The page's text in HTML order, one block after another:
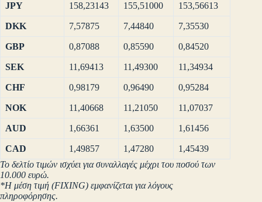
JPY 158,23143 155,51000 153,56613
DKK 7,57875 7,44840 7,35530
GBP 0,87088 0,85590 0,84520
SEK 11,69413 11,49300 11,34934
CHF 0,98179 0,96490 0,95284
NOK 11,40668 11,21050 11,07037
AUD 1,66361 1,63500 1,61456
CAD 1,49857 1,47280
1,45439
Το δελτίο τιμών ισχύει για συναλλαγές μέχρι του ποσού των
10.000 ευρώ.
*Η μέση τιμή (FIXING) εμφανίζεται για λόγους
πληροφόρησης.